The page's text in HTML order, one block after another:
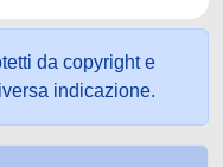
da copyright e
indicazione.